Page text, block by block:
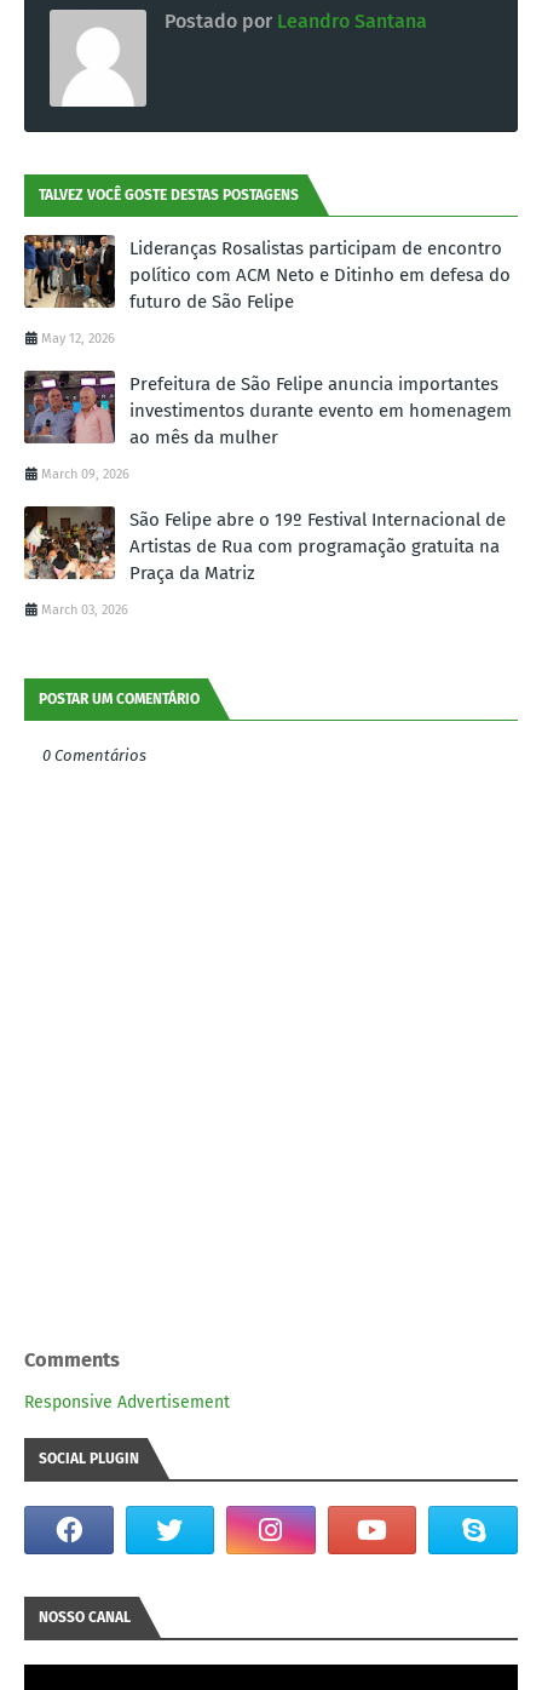
Postado por Leandro Santana
TALVEZ VOCÊ GOSTE DESTAS POSTAGENS
Lideranças Rosalistas participam de encontro
político com ACM Neto e Ditinho em defesa do
futuro de São Felipe
May 12, 2026
Prefeitura de São Felipe anuncia importantes
investimentos durante evento em homenagem
ao mês da mulher
March 09, 2026
São Felipe abre o 19º Festival Internacional de
Artistas de Rua com programação gratuita na
Praça da Matriz
March 03, 2026
POSTAR UM COMENTÁRIO
0 Comentários
Comments
Responsive Advertisement
SOCIAL PLUGIN
NOSSO CANAL